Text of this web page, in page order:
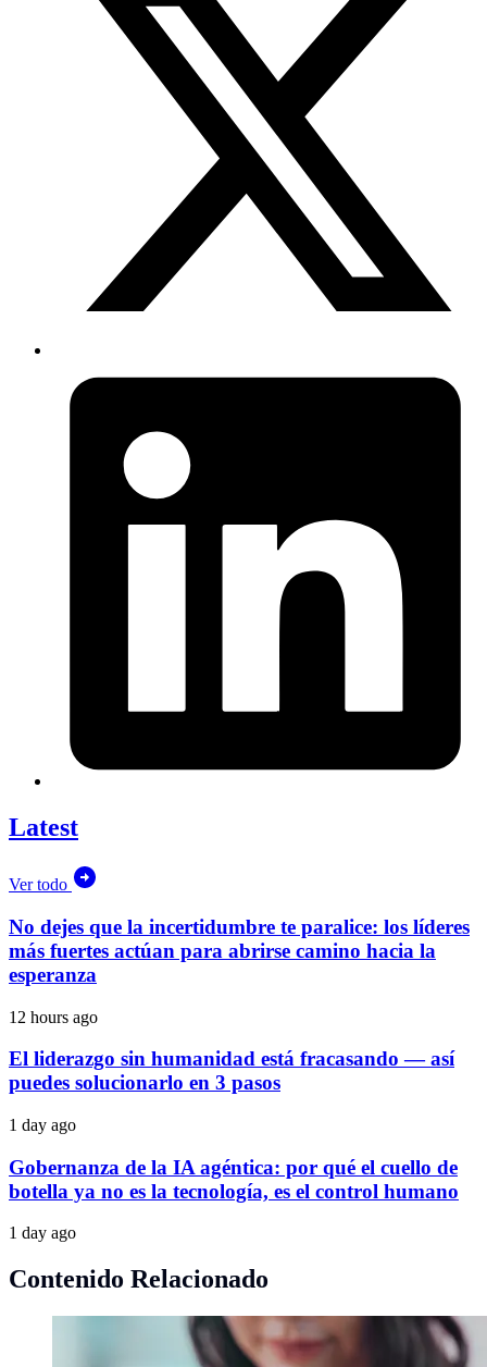
Latest
Ver todo
No dejes que la incertidumbre te paralice: los líderes
más fuertes actúan para abrirse camino hacia la
esperanza
12 hours ago
El liderazgo sin humanidad está fracasando — así
puedes solucionarlo en 3 pasos
1 day ago
Gobernanza de la IA agéntica: por qué el cuello de
botella ya no es la tecnología, es el control humano
1 day ago
Contenido Relacionado